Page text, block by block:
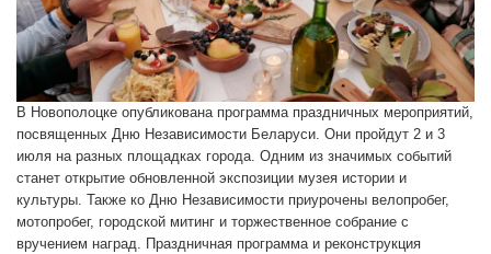
В Новополоцке опубликована программа праздничных мероприятий,
посвященных Дню Независимости Беларуси. Они пройдут 2 и 3
июля на разных площадках города. Одним из значимых событий
станет открытие обновленной экспозиции музея истории и
культуры. Также ко Дню Независимости приурочены велопробег,
мотопробег, городской митинг и торжественное собрание с
вручением наград. Праздничная программа и реконструкция